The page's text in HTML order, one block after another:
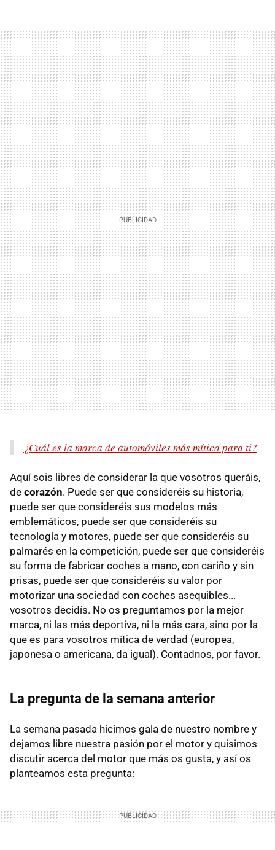
¿Cuál es la marca de automóviles más mítica para ti?
Aquí sois libres de considerar la que vosotros queráis,
de corazón. Puede ser que consideréis su historia,
puede ser que consideréis sus modelos más
emblemáticos, puede ser que consideréis su
tecnología y motores, puede ser que consideréis su
palmarés en la competición, puede ser que consideréis
su forma de fabricar coches a mano, con cariño y sin
prisas, puede ser que consideréis su valor por
motorizar una sociedad con coches asequibles...
vosotros decidís. No os preguntamos por la mejor
marca, ni las más deportiva, ni la más cara, sino por la
que es para vosotros mítica de verdad (europea,
japonesa o americana, da igual). Contadnos, por favor.
La pregunta de la semana anterior
La semana pasada hicimos gala de nuestro nombre y
dejamos libre nuestra pasión por el motor y quisimos
discutir acerca del motor que más os gusta, y así os
planteamos esta pregunta: